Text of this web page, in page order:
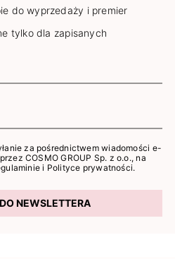
do wyprzedaży i premier
tylko dla zapisanych
za pośrednictwem wiadomości e-
COSMO GROUP Sp. z o.o., na
i Polityce prywatności.
NEWSLETTERA